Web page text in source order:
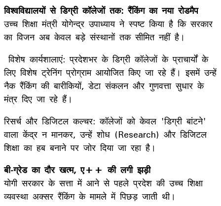
विश्वविद्यालयों से डिग्री कॉलेजों तक: रैंकिंग का नया रोडमैप
उच्च शिक्षा मंत्री योगेन्द्र उपाध्याय ने स्पष्ट किया है कि सरकार
का विजन अब केवल बड़े संस्थानों तक सीमित नहीं है।
विशेष कार्यशालाएं: प्रदेशभर के डिग्री कॉलेजों के प्राचार्यों के
लिए विशेष ट्रेनिंग प्रोग्राम आयोजित किए जा रहे हैं। इसमें उन्हें
नैक रैंकिंग की बारीकियों, डेटा संकलन और गुणवत्ता सुधार के
मंत्र दिए जा रहे हैं।
रिसर्च और डिजिटल कल्चर: कॉलेजों को केवल 'डिग्री बांटने'
वाला केंद्र न मानकर, उन्हें शोध (Research) और डिजिटल
शिक्षा का हब बनाने पर जोर दिया जा रहा है।
बी-ग्रेड का दौर खत्म, ए++ की लगी झड़ी
योगी सरकार के सत्ता में आने से पहले प्रदेश की उच्च शिक्षा
व्यवस्था अक्सर रैंकिंग के मामले में पिछड़ जाती थी।